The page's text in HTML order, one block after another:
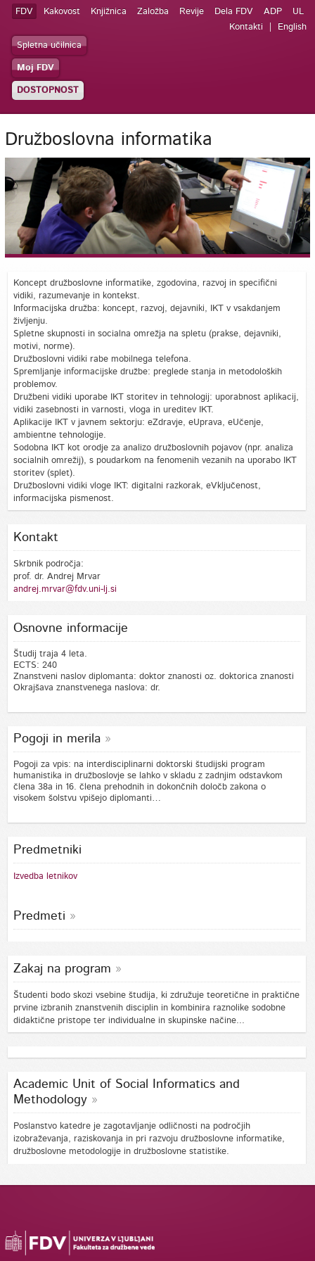
FDV Kakovost Knjižnica Založba Revije Dela FDV ADP
UL
Kontakti
English
Spletna učilnica
Moj FDV
DOSTOPNOST
Družboslovna informatika
Koncept družboslovne informatike, zgodovina, razvoj in specifični
vidiki, razumevanje in kontekst.
Informacijska družba: koncept, razvoj, dejavniki, IKT v vsakdanjem
življenju.
Spletne skupnosti in socialna omrežja na spletu (prakse, dejavniki,
motivi, norme).
Družboslovni vidiki rabe mobilnega telefona.
Spremljanje informacijske družbe: preglede stanja in metodoloških
problemov.
Družbeni vidiki uporabe IKT storitev in tehnologij: uporabnost aplikacij,
vidiki zasebnosti in varnosti, vloga in ureditev IKT.
Aplikacije IKT v javnem sektorju: eZdravje, eUprava, eUčenje,
ambientne tehnologije.
Sodobna IKT kot orodje za analizo družboslovnih pojavov (npr. analiza
socialnih omrežij), s poudarkom na fenomenih vezanih na uporabo IKT
storitev (splet).
Družboslovni vidiki vloge IKT: digitalni razkorak, eVključenost,
informacijska pismenost.
Kontakt
Skrbnik področja:
prof. dr. Andrej Mrvar
andrej.mrvar@fdv.uni-lj.si
Osnovne informacije
Študij traja 4 leta.
ECTS: 240
Znanstveni naslov diplomanta: doktor znanosti oz. doktorica znanosti
Okrajšava znanstvenega naslova: dr.
Pogoji in merila
Pogoji za vpis: na interdisciplinarni doktorski študijski program
humanistika in družboslovje se lahko v skladu z zadnjim odstavkom
člena 38a in 16. člena prehodnih in dokončnih določb zakona o
visokem šolstvu vpišejo diplomanti…
Predmetniki
Izvedba letnikov
Predmeti
Zakaj na program
Študenti bodo skozi vsebine študija, ki združuje teoretične in praktične
prvine izbranih znanstvenih disciplin in kombinira raznolike sodobne
didaktične pristope ter individualne in skupinske načine...
Academic Unit of Social Informatics and
Methodology
Poslanstvo katedre je zagotavljanje odličnosti na področjih
izobraževanja, raziskovanja in pri razvoju družboslovne informatike,
družboslovne metodologije in družboslovne statistike.